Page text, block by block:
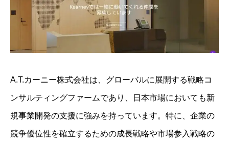
A.T.カーニー株式会社は、グローバルに展開する戦略コ
ンサルティングファームであり、日本市場においても新
規事業開発の支援に強みを持っています。特に、企業の
競争優位性を確立するための成長戦略や市場参入戦略の